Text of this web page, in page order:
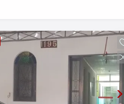
para a sua família e para
em contato para
e agendar uma visita!